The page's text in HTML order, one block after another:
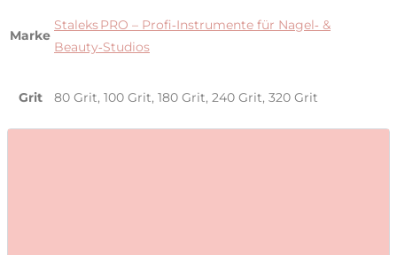
Marke
Staleks PRO – Profi‑Instrumente für Nagel‑ &
Beauty‑Studios
Grit 80 Grit, 100 Grit, 180 Grit, 240 Grit, 320 Grit